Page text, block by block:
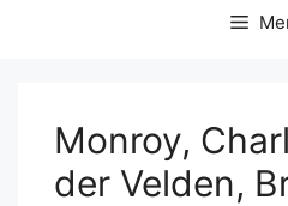
Monroy,
der Velden,